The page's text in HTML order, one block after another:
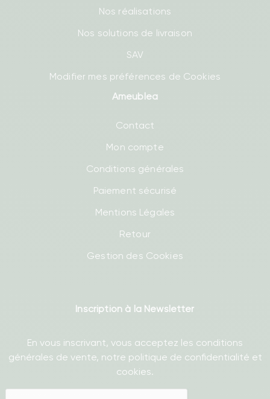
Nos réalisations
Nos solutions de livraison
SAV
Modifier mes préférences de Cookies
Ameublea
Contact
Mon compte
Conditions générales
Paiement sécurisé
Mentions Légales
Retour
Gestion des Cookies
Inscription à la Newsletter
En vous inscrivant, vous acceptez les conditions
générales de vente, notre politique de confidentialité et
cookies.